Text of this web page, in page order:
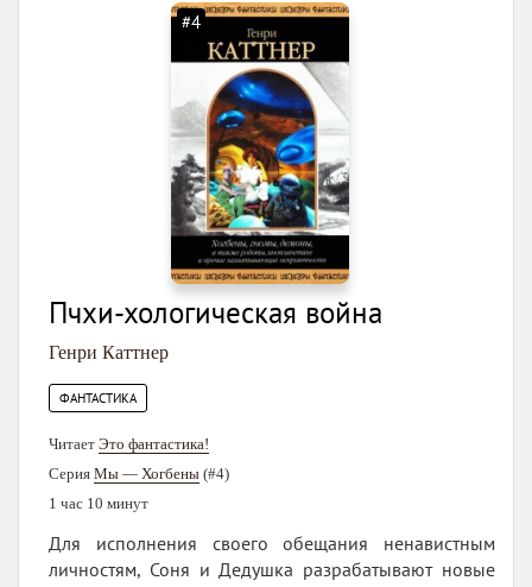
#4
Пчхи-хологическая война
Генри Каттнер
ФАНТАСТИКА
Читает Это фантастика!
Серия Мы — Хогбены (#4)
1 час 10 минут
Для исполнения своего обещания ненавистным
личностям, Соня и Дедушка разрабатывают новые